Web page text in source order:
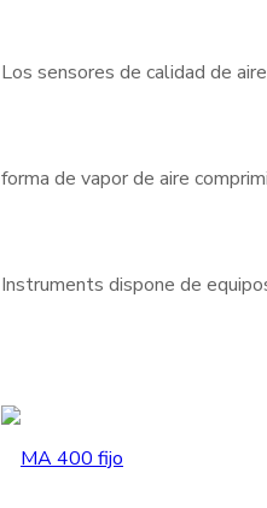
Los sensores de calidad de
forma de vapor de aire
Instruments dispone de